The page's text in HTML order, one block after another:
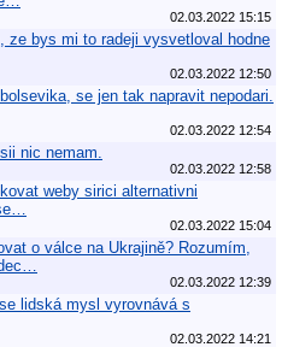
02.03.2022 15:15
bys mi to radeji vysvetloval hodne
02.03.2022 12:50
se jen tak napravit nepodari.
02.03.2022 12:54
nic nemam.
02.03.2022 12:58
weby sirici alternativni
02.03.2022 15:04
o válce na Ukrajině? Rozumím,
02.03.2022 12:39
lidská mysl vyrovnává s
02.03.2022 14:21